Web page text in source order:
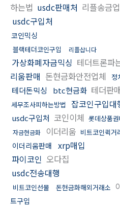
하는법 usdc판매처 리플송금
usdc구입처
코인믹싱
블랙테더코인구입 리플삽니다
가상화폐자금믹싱 테더트론파
리움판매 돈현금화안전업체 정
테더돈믹싱 btc현금화 테더판매
세무조사피하는방법 잡코인구입대
usdc구입처 코인이체 롯데상품
자금현금화 이더리움 비트코인퀵거
이더리움판매
xrp매입
파이코인 오다집
usdc전송대행
비트코인선물 돈현금화해외거래소
트구입